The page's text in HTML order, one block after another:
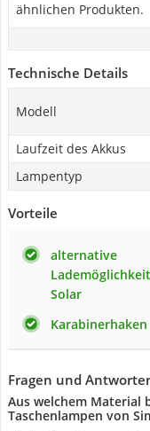
ähnlichen Produkten.
Technische Details
Modell
Laufzeit des Akkus
Lampentyp
Vorteile
alternative
Solar
Karabinerhaken
Fragen und
Aus welchem Material
Taschenlampen von